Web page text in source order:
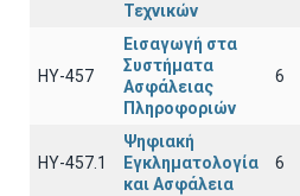
Τεχνικών
ΗΥ-457
Εισαγωγή στα
Συστήματα
Ασφάλειας
Πληροφοριών
6
ΗΥ-457.1
Ψηφιακή
Εγκληματολογία
και Ασφάλεια
6